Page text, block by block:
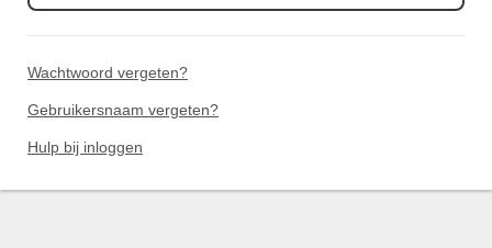
Wachtwoord vergeten?
Gebruikersnaam vergeten?
Hulp bij inloggen